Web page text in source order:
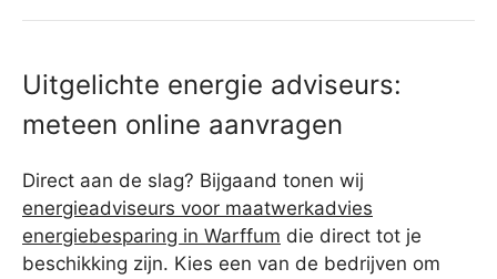
Uitgelichte energie adviseurs:
meteen online aanvragen
Direct aan de slag? Bijgaand tonen wij
energieadviseurs voor maatwerkadvies
energiebesparing in Warffum die direct tot je
beschikking zijn. Kies een van de bedrijven om